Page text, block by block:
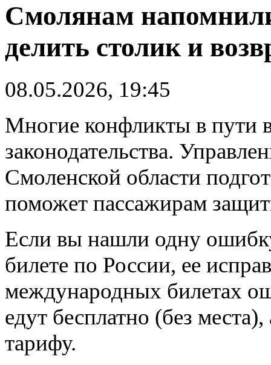
Смолянам
делить столик и
08.05.2026, 19:45
Многие конфликты в пути
законодательства.
Смоленской области
поможет пассажирам
Если вы нашли одну
билете по России, ее
международных билетах
едут бесплатно (без
тарифу.